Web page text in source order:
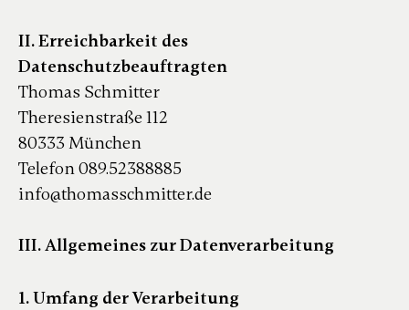
II. Erreichbarkeit des
Datenschutzbeauftragten
Thomas Schmitter
Theresienstraße 112
80333 München
Telefon 089.52388885
info@thomasschmitter.de
III. Allgemeines zur Datenverarbeitung
1. Umfang der Verarbeitung